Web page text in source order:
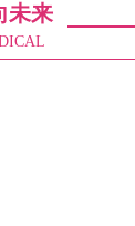
未来